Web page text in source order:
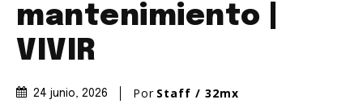
mantenimiento |
VIVIR
24 junio, 2026 Por Staff / 32mx